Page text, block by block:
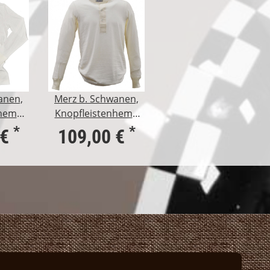
*
Merz b. Schwanen,
Knopfleistenhemd
1/1 Arm, 1-fädig,
natur
109,00 € *